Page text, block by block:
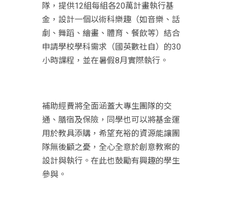
隊，提供12組每組各20萬計畫執行基
金，設計一個以術科樂趣（如音樂、 話
劇、舞蹈、繪畫、體育、餐飲等）結合
申請學校學科需求（國英數社自）的30
小時課程，並在暑假8月實際執行。
補助經費將全面涵蓋大專生團隊的交
通、膳宿及保險， 同學也可以將基金運
用於教具添購， 希望充裕的資源能讓團
隊無後顧之憂， 全心全意於創意教案的
設計與執行。 在此也鼓勵有興趣的學生
參與。